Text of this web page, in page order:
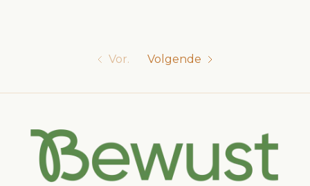
Vor. Volgende